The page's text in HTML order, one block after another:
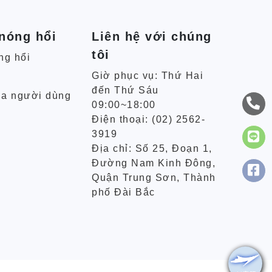
hổi
hổi
người dùng
Liên hệ với chúng
tôi
Giờ phục vụ: Thứ Hai
đến Thứ Sáu
09:00~18:00
Điện thoại: (02) 2562-
3919
Địa chỉ: Số 25, Đoạn 1,
Đường Nam Kinh Đông,
Quận Trung Sơn, Thành
phố Đài Bắc